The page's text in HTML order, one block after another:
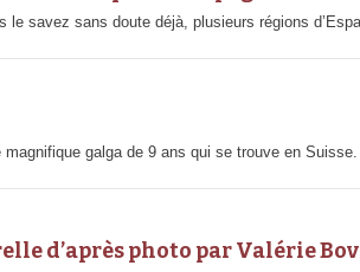
savez sans doute déjà, plusieurs régions
galga de 9 ans qui se trouve en
d’après photo par Valérie